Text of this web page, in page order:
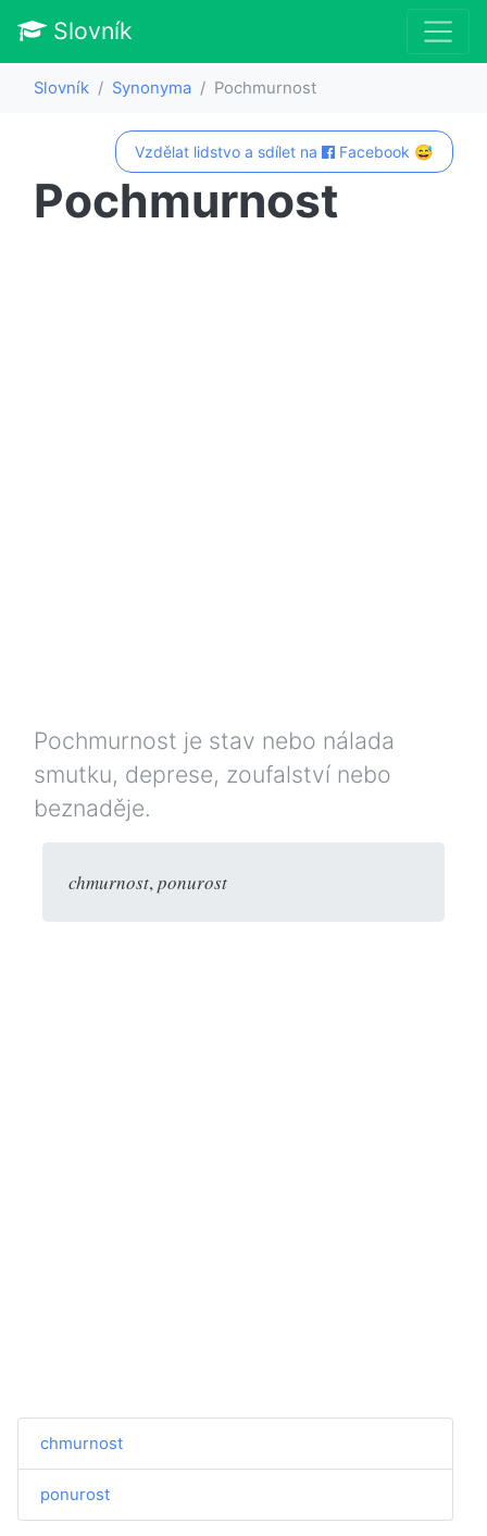
Slovník
Slovník Synonyma Pochmurnost
Vzdělat lidstvo a sdílet na Facebook 😅
Pochmurnost
Pochmurnost je stav nebo nálada
smutku, deprese, zoufalství nebo
beznaděje.
chmurnost,ponurost
chmurnost
ponurost